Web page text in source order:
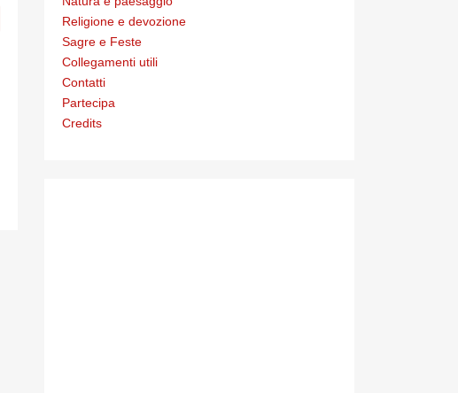
Religione e devozione
Sagre e Feste
Collegamenti utili
Contatti
Partecipa
Credits